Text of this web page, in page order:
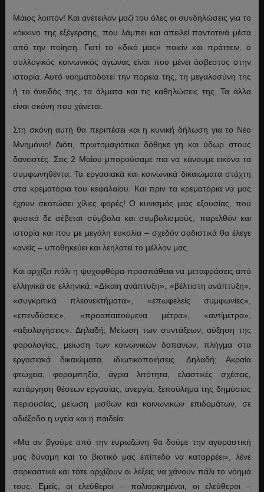
Μάιος λοιπόν! Και ανέτειλαν μαζί του όλες οι συνδηλώσεις για το
κόκκινο της εξέγερσης, που λάμπει και απειλεί παντοτινά μέσα
από την ποίηση. Γιατί το «δικό μας» ποιείν και πράττειν, ο
συλλογικός κοινωνικός αγώνας είναι που μένει άσβεστος στην
ιστορία. Αυτό νοηματοδοτεί την πορεία της, τη μεγαλοσύνη της
ή το όνειδός της, τα άλματα και τις καθηλώσεις της. Τα άλλα
είναι σκόνη που χάνεται.
Στη σκόνη αυτή θα περιπέσει και η κυνική δήλωση για το Νέο
Μνημόνιο! Διότι, πρωτομαγιάτικα δόθηκε γη και ύδωρ στους
δανειστές. Στις 2 Μαΐου μπορούσαμε πια να κάνουμε εικόνα τα
συμφωνηθέντα: Τα εργασιακά και κοινωνικά δικαιώματα στάχτη
στα κρεματόρια του κεφαλαίου. Και πριν τα κρεματόρια να μας
έχουν σκοτώσει χίλιες φορές! Ο κυνισμός μιας εξουσίας, που
φυσικά δε σέβεται σύμβολα και συμβολισμούς, παρελθόν και
ιστορία και που με μεγάλη ευκολία – σχεδόν σαδιστικά θα έλεγε
κανείς – υποθηκεύει και λεηλατεί το μέλλον μας.
Και αρχίζει πάλι η ψυχοφθόρα προσπάθεια να μεταφράσεις από
ελληνικά σε ελληνικά. «Δίκαιη ανάπτυξη», «βέλτιστη ανάπτυξη»,
«συγκριτικά πλεονεκτήματα», «επωφελείς συμφωνίες»,
«επενδύσεις», «προαπαιτούμενα μέτρα», «αντίμετρα»,
«αξιολογήσεις». Δηλαδή; Μείωση των συντάξεων, αύξηση της
φορολογίας, μείωση των κοινωνικών δαπανών, πλήγμα στα
εργασιακά δικαιώματα, ιδιωτικοποιήσεις. Δηλαδή; Ακραία
φτώχεια, φορομπηξία, άγρια λιτότητα, ελαστικές σχέσεις,
κατάργηση θέσεων εργασίας, ανεργία, ξεπούλημα της δημόσιας
περιουσίας, μείωση μισθών και κοινωνικών επιδομάτων, σε
αδιέξοδο η υγεία και η παιδεία.
«Μα αν βγούμε από την ευρωζώνη θα δούμε την αγοραστική
μας δύναμη και το βιοτικό μας επίπεδο να καταρρέει», λένε
σαρκαστικά και τότε αρχίζουν οι λέξεις να χάνουν πάλι το νόημά
τους. Εμείς, οι ελεύθεροι – πολιορκημένοι, οι ελεύθεροι –